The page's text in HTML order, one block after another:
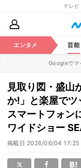
テレビ
エンタメ 芸能
Googleでマ
見取り図・盛山
か!」と楽屋で
スマートフォ
ワイドショー
掲載日 2026/06/04 17:25